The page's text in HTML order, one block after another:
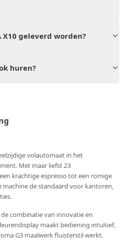
X10 geleverd worden?
huren?
volautomaat in het
Met maar liefst 23
krachtige espresso tot een romige
de standaard voor kantoren,
combinatie van innovatie en
maakt bediening intuïtief,
G3 maalwerk fluisterstil werkt.